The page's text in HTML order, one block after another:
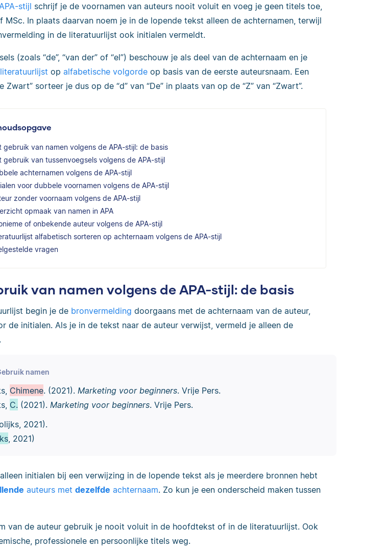
APA-stijl schrijf je de voornamen van auteurs nooit voluit en voeg je geen titels toe,
MSc. In plaats daarvan noem je in de lopende tekst alleen de achternamen, terwijl
in de literatuurlijst ook initialen vermeldt.
(zoals “de”, “van der” of “el”) beschouw je als deel van de achternaam en je
literatuurlijst op alfabetische volgorde op basis van de eerste auteursnaam. Een
Zwart” sorteer je dus op de “d” van “De” in plaats van op de “Z” van “Zwart”.
gebruik van namen volgens de APA-stijl: de basis
gebruik van tussenvoegsels volgens de APA-stijl
achternamen volgens de APA-stijl
voor dubbele voornamen volgens de APA-stijl
zonder voornaam volgens de APA-stijl
opmaak van namen in APA
of onbekende auteur volgens de APA-stijl
alfabetisch sorteren op achternaam volgens de APA-stijl
vragen
van namen volgens de APA-stijl: de basis
begin je de bronvermelding doorgaans met de achternaam van de auteur,
de initialen. Als je in de tekst naar de auteur verwijst, vermeld je alleen de
namen
Chimene. (2021). Marketing voor beginners. Vrije Pers.
C. (2021). Marketing voor beginners. Vrije Pers.
2021).
, 2021)
initialen bij een verwijzing in de lopende tekst als je meerdere bronnen hebt
auteurs met dezelfde achternaam. Zo kun je een onderscheid maken tussen
van de auteur gebruik je nooit voluit in de hoofdtekst of in de literatuurlijst. Ook
professionele en persoonlijke titels weg.